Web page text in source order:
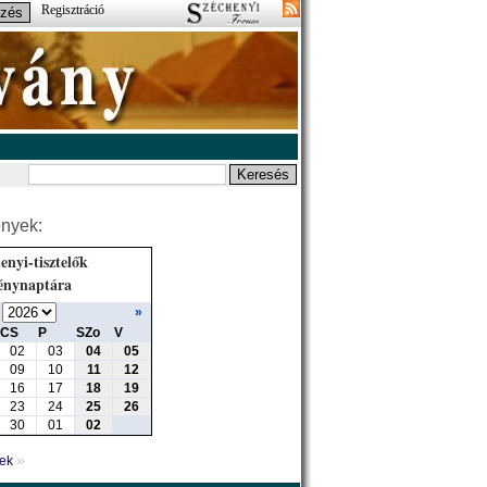
Regisztráció
tisztelők
»
CS P SZo
V
02 03 04
05
09 10 11
12
16 17 18
19
23 24 25
26
30 01 02
»